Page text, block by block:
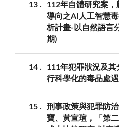
13
112年自體研究案
導向之AI人工智慧
析計畫-以自然語言
期)
14
111年犯罪狀況及
行科學化的毒品處
15
刑事政策與犯罪防
寶、黃宣瑄，「第